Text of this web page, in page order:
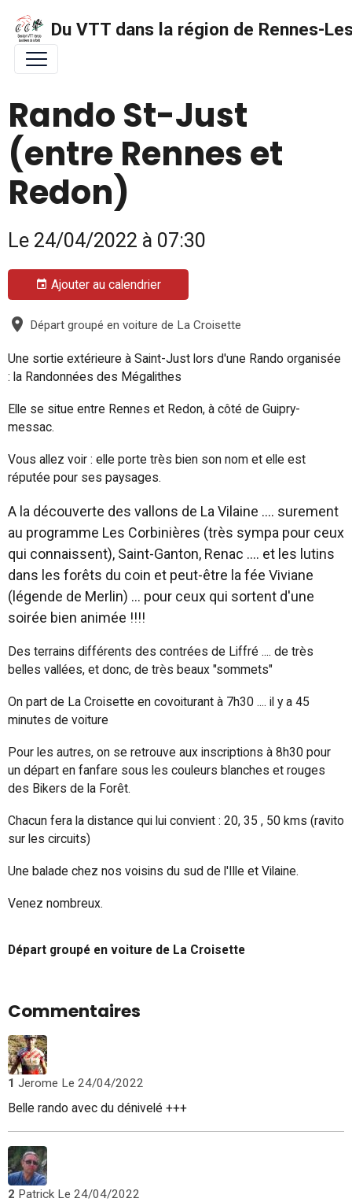
Du VTT dans la région de Rennes-
Rando St-Just
(entre Rennes et
Redon)
Le 24/04/2022 à 07:30
Ajouter au calendrier
Départ groupé en voiture de La Croisette
Une sortie extérieure à Saint-Just lors d'une Rando organisée
: la Randonnées des Mégalithes
Elle se situe entre Rennes et Redon, à côté de Guipry-
messac.
Vous allez voir : elle porte très bien son nom et elle est
réputée pour ses paysages.
A la découverte des vallons de La Vilaine .... surement
au programme Les Corbinières (très sympa pour ceux
qui connaissent), Saint-Ganton, Renac .... et l es lutins
dans les forêts du coin et peut-être la fée Viviane
(légende de Merlin) ... pour ceux qui sortent d'une
soirée bien animée !!!!
Des terrains différents des contrées de Liffré .... de très
belles vallées, et donc, de très beaux "sommets"
On part de La Croisette en covoiturant à 7h30 .... il y a 45
minutes de voiture
Pour les autres, on se retrouve aux inscriptions à 8h30 pour
un départ en fanfare sous les couleurs blanches et rouges
des Bikers de la Forêt.
Chacun fera la distance qui lui convient : 20, 35 , 50 kms (ravito
sur les circuits)
Une balade chez nos voisins du sud de l'Ille et Vilaine.
Venez nombreux.
Départ groupé en voiture de La Croisette
Commentaires
1 Jerome Le 24/04/2022
Belle rando avec du dénivelé +++
2 Patrick Le 24/04/2022